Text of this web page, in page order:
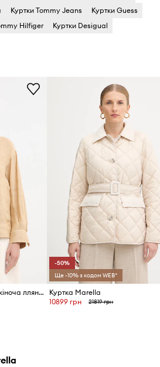
Куртки Tommy Jeans
Куртки Guess
Hilfiger
Куртки Desigual
Marella Куртка-сорочка жіноча лляна CIURMA
-50%
Ще -10% з кодом WEB*
Куртка Marella
10899 грн
21819 грн